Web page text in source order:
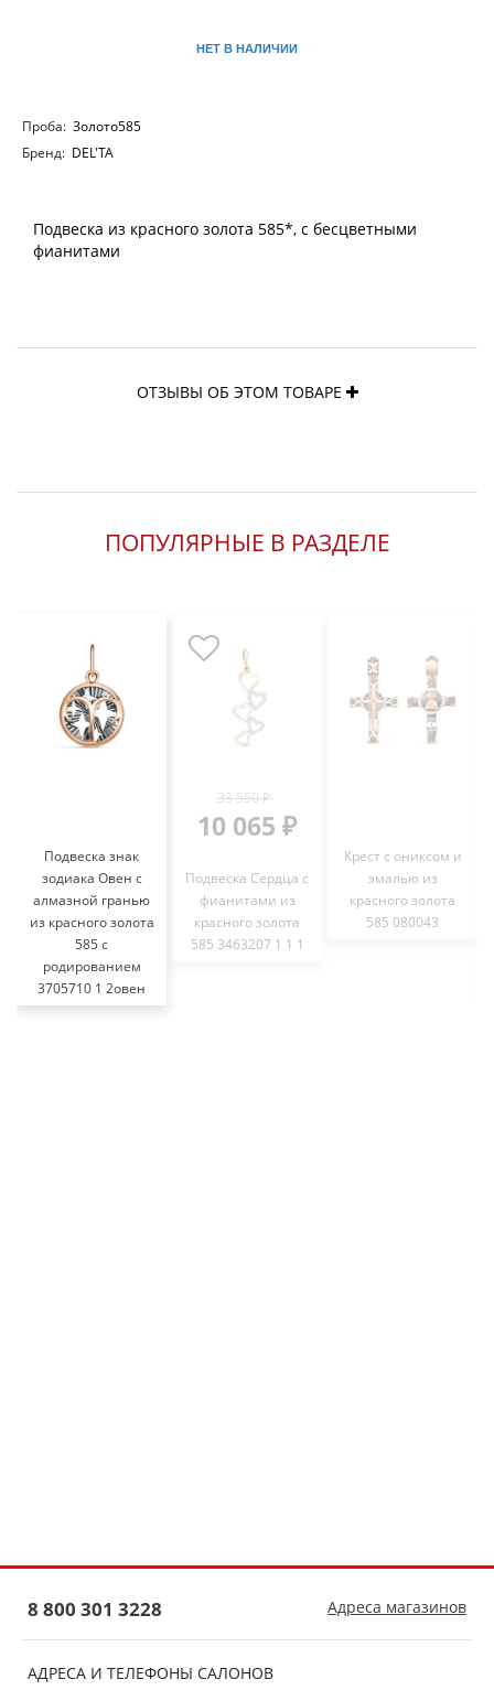
НЕТ В НАЛИЧИИ
Проба: Золото585
Бренд: DEL'TA
Подвеска из красного золота 585*, с бесцветными
фианитами
ОТЗЫВЫ ОБ ЭТОМ ТОВАРЕ
ПОПУЛЯРНЫЕ В РАЗДЕЛЕ
Подвеска знак
зодиака Овен с
алмазной гранью
из красного золота
585 с
родированием
3705710 1 2овен
33 550 ₽
10 065 ₽
Подвеска Сердца с
фианитами из
красного золота
585 3463207 1 1 1
Крест с ониксом и
эмалью из
красного золота
585 080043
АДРЕСА И ТЕЛЕФОНЫ САЛОНОВ
8 800 301 3228 Адреса магазинов